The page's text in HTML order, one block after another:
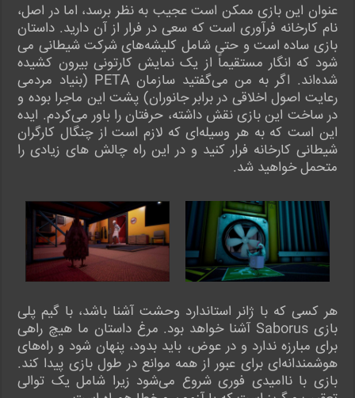
عنوان این بازی ممکن است عجیب به نظر برسد، اما در اصل،
نام کارخانه فرآوری است که سعی در فرار از آن دارید. داستان
بازی ساده است و حتی شامل کلیشه‌های شرکت شیطانی می
شود که انگار مستقیماً از یک نمایش کارتونی بیرون کشیده
شده‌اند. اگر به من می‌گفتید سازمان PETA (بنیاد مردمی
رعایت اصول اخلاقی در برابر جانوران) پشت این ماجرا بوده و
در ساخت این بازی نقش داشته، حرفتان را باور می‌کردم. ایده
این است که به هر وسیله‌ای که لازم است از چنگال کارگران
شیطانی کارخانه فرار کنید و در این راه چالش های زیادی را
متحمل خواهید شد.
هر کسی که با ژانر استاندارد وحشت آشنا باشد، با گیم پلی
بازی Saborus آشنا خواهد بود. مرغ داستان ما هیچ راهی
برای مبارزه ندارد و در عوض، باید بدود، پنهان شود و راه‌های
هوشمندانه‌ای برای عبور از همه موانع در طول بازی پیدا کند.
بازی با ناامیدی فوری شروع می‌شود زیرا شامل یک توالی